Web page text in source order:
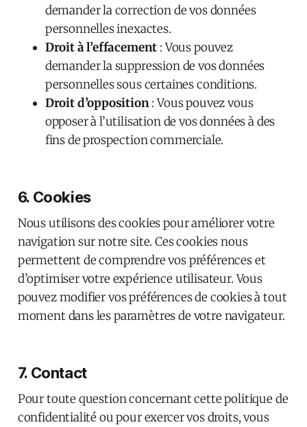
demander la correction de vos données
personnelles inexactes.
Droit à l’effacement : Vous pouvez
demander la suppression de vos données
personnelles sous certaines conditions.
Droit d’opposition: Vous pouvez vous
opposer à l’utilisation de vos données à des
fins de prospection commerciale.
6. Cookies
Nous utilisons des cookies pour améliorer votre
navigation sur notre site. Ces cookies nous
permettent de comprendre vos préférences et
d’optimiser votre expérience utilisateur. Vous
pouvez modifier vos préférences de cookies à tout
moment dans les paramètres de votre navigateur.
7. Contact
Pour toute question concernant cette politique de
confidentialité ou pour exercer vos droits, vous